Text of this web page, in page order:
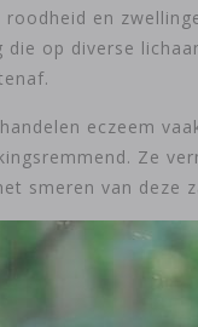
en
op diverse
eczeem
Ze
smeren van deze